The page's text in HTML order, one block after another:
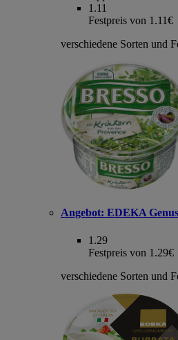
1.11
Festpreis von 1.11€
verschiedene Sorten und
Angebot: EDEKA
1.29
Festpreis von 1.29€
verschiedene Sorten und